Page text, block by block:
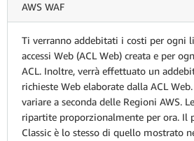
AWS WAF
Ti verranno addebitati i costi per ogni
accessi Web (ACL Web) creata e per
ACL. Inoltre, verrà effettuato un
richieste Web elaborate dalla ACL
variare a seconda delle Regioni AWS.
ripartite proporzionalmente per ora. Il
Classic è lo stesso di quello mostrato